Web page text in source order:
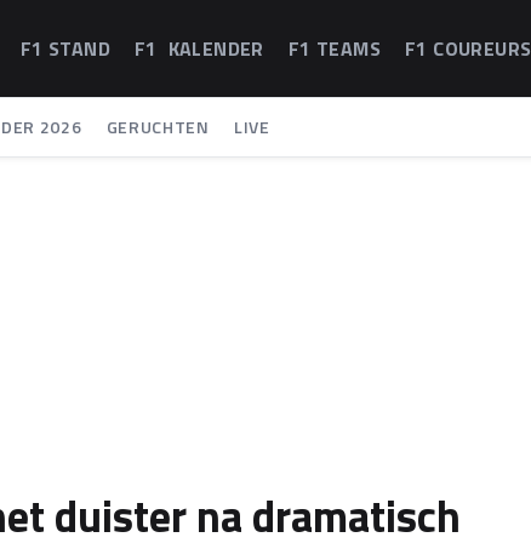
F1 STAND F1 KALENDER F1 TEAMS F1 COUREURS
2026 GERUCHTEN LIVE
duister na dramatisch